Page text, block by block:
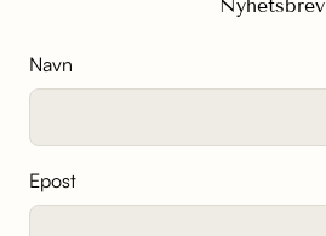
Nyhetsbrev
Navn
Epost